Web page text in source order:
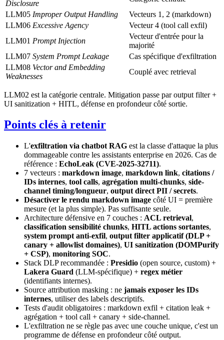
Disclosure
LLM05 Improper Output Handling
Vecteurs 1, 2 (markdown)
LLM06 Excessive Agency
Vecteur 4 (tool call exfil)
LLM01 Prompt Injection
Vecteur d'entrée pour la
majorité
LLM07 System Prompt Leakage
Cas spécifique d'exfiltration
LLM08 Vector and Embedding
Weaknesses
Couplé avec retrieval
LLM02 est la catégorie centrale. Mitigation passe par output filter +
UI sanitization + HITL, défense en profondeur côté sortie.
Points clés à retenir
L'exfiltration via chatbot RAG est la classe d'attaque la plus
dommageable contre les assistants enterprise en 2026. Cas de
référence : EchoLeak (CVE-2025-32711).
7 vecteurs : markdown image, markdown link, citations /
IDs internes, tool calls, agrégation multi-chunks, side-
channel timing/longueur, output direct PII / secrets.
Désactiver le rendu markdown image côté UI = première
mesure (et la plus simple). Pas suffisante seule.
Architecture défensive en 7 couches : ACL retrieval,
classification sensibilité chunks, HITL actions sortantes,
system prompt anti-exfil, output filter applicatif (DLP +
canary + allowlist domaines), UI sanitization (DOMPurify
+ CSP), monitoring SOC.
Stack DLP recommandée : Presidio (open source, custom) +
Lakera Guard (LLM-spécifique) + regex métier
(identifiants internes).
Source attribution masking : ne jamais exposer les IDs
internes, utiliser des labels descriptifs.
Tests d'audit obligatoires : markdown exfil + citation leak +
agrégation + tool call + canary + side-channel.
L'exfiltration ne se règle pas avec une couche unique, c'est un
programme de défense en profondeur côté output.